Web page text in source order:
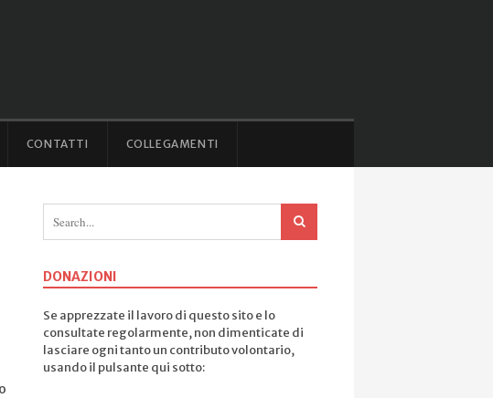
CONTATTI COLLEGAMENTI
DONAZIONI
Se apprezzate il lavoro di questo sito e lo
consultate regolarmente, non dimenticate di
lasciare ogni tanto un contributo volontario,
usando il pulsante qui sotto: